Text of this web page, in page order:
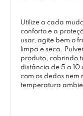
Utilize a cada
conforto e a
usar, agite bem o
limpa e seca.
produto, cobrindo
distância de 5 a 10
com os dedos nem
temperatura